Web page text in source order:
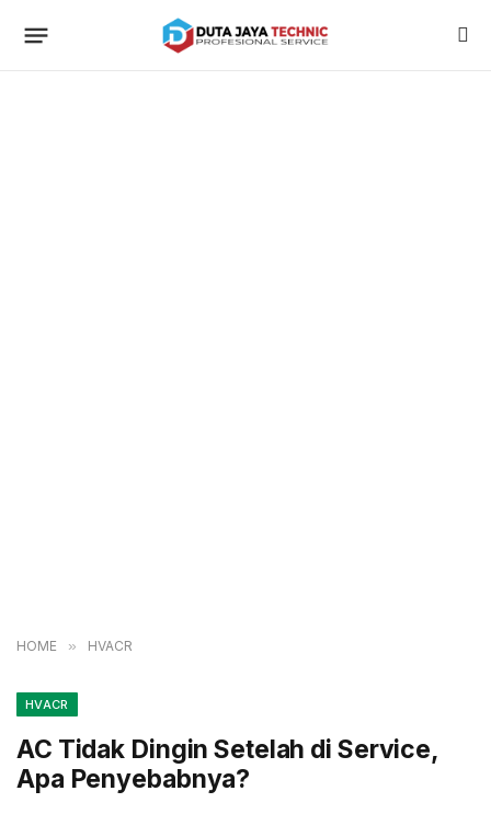
HOME » HVACR
HVACR
AC Tidak Dingin Setelah di Service,
Apa Penyebabnya?